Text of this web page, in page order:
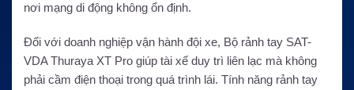
nơi mạng di động không ổn định.
Đối với doanh nghiệp vận hành đội xe, Bộ rảnh tay SAT-
VDA Thuraya XT Pro giúp tài xế duy trì liên lạc mà không
phải cầm điện thoại trong quá trình lái. Tính năng rảnh tay